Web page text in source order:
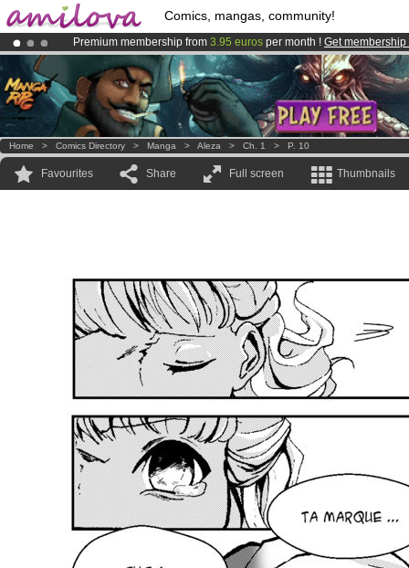
Comics, mangas, community!
Premium membership from 3.95 euros per month ! Get membership
AmilovaKickstarter is now LIVE!.
Already 100000membersand 1000 comics & mangas!.
Home > Comics Directory > Manga > Aleza > Ch. 1 > P. 10
Favourites Share Full screen Thumbnails